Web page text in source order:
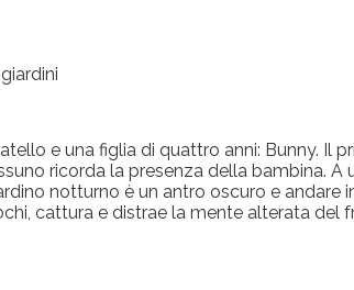
e una figlia di quattro anni: Bunny. Il
ricorda la presenza della bambina.
notturno è un antro oscuro e andare
cattura e distrae la mente alterata del